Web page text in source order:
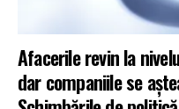
Afacerile revin la
dar companiile se